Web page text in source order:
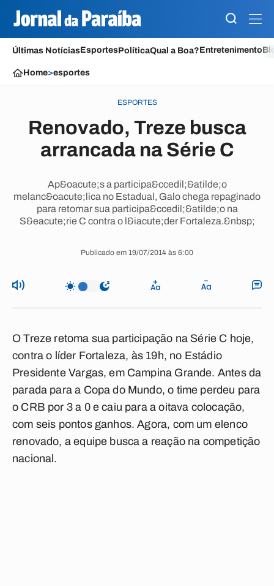
Últimas NotíciasEsportesPolíticaQual a Boa?Entretenimento
Home>esportes
ESPORTES
Renovado, Treze busca
arrancada na Série C
Ap&oacute;s a participa&ccedil;&atilde;o
melanc&oacute;lica no Estadual, Galo chega repaginado
para retomar sua participa&ccedil;&atilde;o na
S&eacute;rie C contra o l&iacute;der Fortaleza.&nbsp;
Publicado em 19/07/2014 às 6:00
O Treze retoma sua participação na Série C hoje,
contra o líder Fortaleza, às 19h, no Estádio
Presidente Vargas, em Campina Grande. Antes da
parada para a Copa do Mundo, o time perdeu para
o CRB por 3 a 0 e caiu para a oitava colocação,
com seis pontos ganhos. Agora, com um elenco
renovado, a equipe busca a reação na competição
nacional.